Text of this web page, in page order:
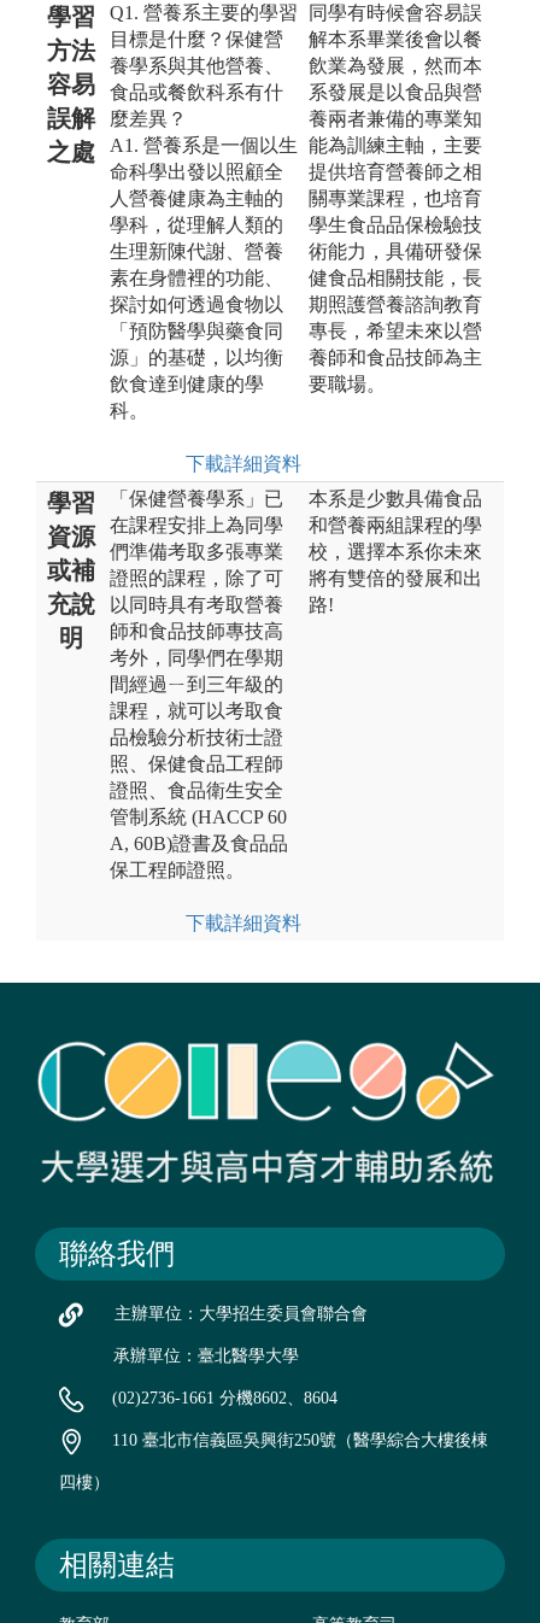
學習
方法
容易
誤解
之處
Q1. 營養系主要的學習
目標是什麼？保健營
養學系與其他營養、
食品或餐飲科系有什
麼差異？
A1. 營養系是一個以生
命科學出發以照顧全
人營養健康為主軸的
學科，從理解人類的
生理新陳代謝、營養
素在身體裡的功能、
探討如何透過食物以
「預防醫學與藥食同
源」的基礎，以均衡
飲食達到健康的學
科。
下載詳細資料
同學有時候會容易誤
解本系畢業後會以餐
飲業為發展，然而本
系發展是以食品與營
養兩者兼備的專業知
能為訓練主軸，主要
提供培育營養師之相
關專業課程，也培育
學生食品品保檢驗技
術能力，具備研發保
健食品相關技能，長
期照護營養諮詢教育
專長，希望未來以營
養師和食品技師為主
要職場。
學習
資源
或補
充說
明
「保健營養學系」已
在課程安排上為同學
們準備考取多張專業
證照的課程，除了可
以同時具有考取營養
師和食品技師專技高
考外，同學們在學期
間經過ㄧ到三年級的
課程，就可以考取食
品檢驗分析技術士證
照、保健食品工程師
證照、食品衛生安全
管制系統 (HACCP 60
A, 60B)證書及食品品
保工程師證照。
下載詳細資料
本系是少數具備食品
和營養兩組課程的學
校，選擇本系你未來
將有雙倍的發展和出
路!
聯絡我們
主辦單位：大學招生委員會聯合會
承辦單位：臺北醫學大學
(02)2736-1661 分機8602、8604
110 臺北市信義區吳興街250號（醫學綜合大樓後棟
四樓）
相關連結